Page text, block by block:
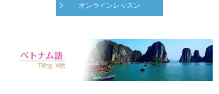
オンラインレッスン